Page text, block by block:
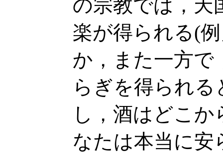
の宗教では，天
楽が得られる(
か，また一方で
らぎを得られ
し，酒はどこ
なたは本当に